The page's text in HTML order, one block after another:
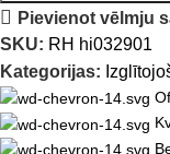
Pievienot vēlmju
SKU: RH hi032901
Kategorijas: